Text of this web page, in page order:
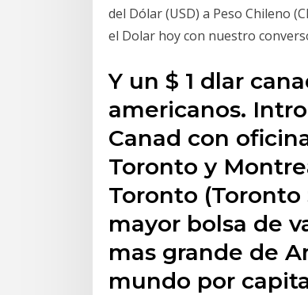
del Dólar (USD) a Peso Chileno
el Dolar hoy con nuestro
Y un $ 1 dlar
americanos.
Canad con
Toronto y
Toronto (Toronto
mayor bolsa de
mas grande de
mundo por